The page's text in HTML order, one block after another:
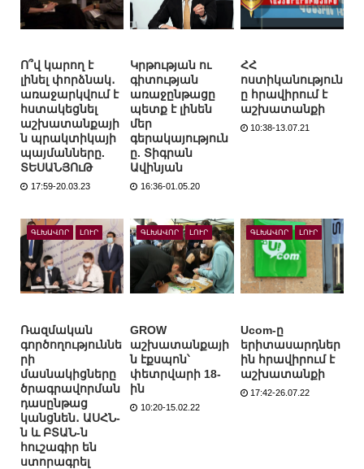
Ո՞վ կարող է
լինել փորձնակ․
առաջարկվում է
հստակեցնել
աշխատանքայի
ն պրակտիկայի
պայմանները.
ՏԵՍԱՆՅՈւԹ
17:59-20.03.23
Կրթության ու
գիտության
առաջընթացը
պետք է լինեն
մեր
գերակայություն
ը. Տիգրան
Ավինյան
16:36-01.05.20
ՀՀ
ոստիկանություն
ը հրավիրում է
աշխատանքի
10:38-13.07.21
ԳԼԽԱՎՈՐ ԼՈՒՐ
Ռազմական
գործողություննե
րի
մասնակիցները
ծրագրավորման
դասընթաց
կանցնեն․ ԱՍՀՆ-
ն և ԲՏԱՆ-ն
հուշագիր են
ստորագրել
ԳԼԽԱՎՈՐ ԼՈՒՐ
GROW
աշխատանքայի
ն էքսպոն՝
փետրվարի 18-
ին
10:20-15.02.22
ԳԼԽԱՎՈՐ ԼՈՒՐ
Ucom-ը
երիտասարդներ
ին հրավիրում է
աշխատանքի
17:42-26.07.22